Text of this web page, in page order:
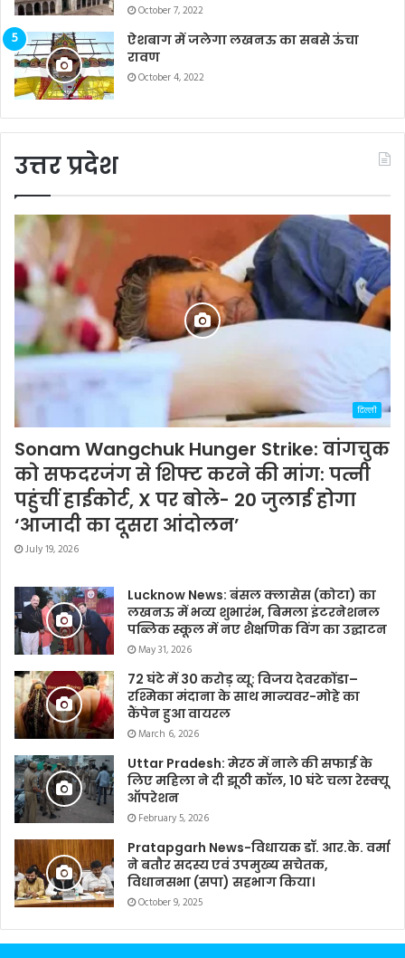
October 7, 2022
ऐशबाग में जलेगा लखनऊ का सबसे ऊंचा
रावण
October 4, 2022
उत्तर प्रदेश
दिल्ली
Sonam Wangchuk Hunger Strike: वांगचुक
को सफदरजंग से शिफ्ट करने की मांग: पत्नी
पहुंचीं हाईकोर्ट, X पर बोले- 20 जुलाई होगा
‘आजादी का दूसरा आंदोलन’
July 19, 2026
Lucknow News: बंसल क्लासेस (कोटा) का
लखनऊ में भव्य शुभारंभ, बिमला इंटरनेशनल
पब्लिक स्कूल में नए शैक्षणिक विंग का उद्घाटन
May 31, 2026
72 घंटे में 30 करोड़ व्यू: विजय देवरकोंडा–
रश्मिका मंदाना के साथ मान्यवर-मोहे का
कैंपेन हुआ वायरल
March 6, 2026
Uttar Pradesh: मेरठ में नाले की सफाई के
लिए महिला ने दी झूठी कॉल, 10 घंटे चला रेस्क्यू
ऑपरेशन
February 5, 2026
Pratapgarh News-विधायक डॉ. आर.के. वर्मा
ने बतौर सदस्य एवं उपमुख्य सचेतक,
विधानसभा (सपा) सहभाग किया।
October 9, 2025